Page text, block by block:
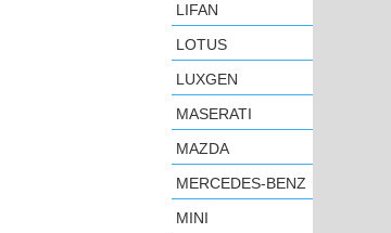
LIFAN
LOTUS
LUXGEN
MASERATI
MAZDA
MERCEDES-BENZ
MINI